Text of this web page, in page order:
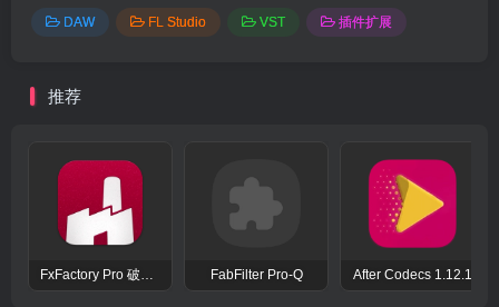
DAW FL Studio VST 插件扩展
推荐
FxFactory Pro 破解版 视觉效果插件工具包 FabFilter Pro-Q After Codecs 1.12.1